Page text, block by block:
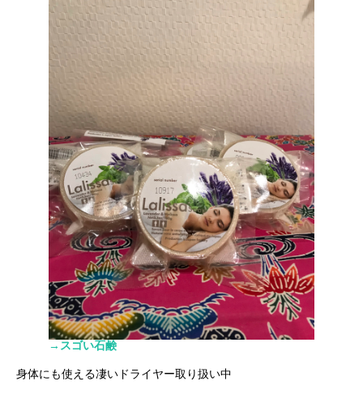
→スゴい石鹸
身体にも使える凄いドライヤー取り扱い中